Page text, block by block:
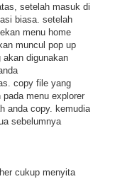
setelah masuk di
biasa. setelah
menu home
muncul pop up
digunakan
copy file yang
menu explorer
anda copy. kemudia
sebelumnya
cukup menyita